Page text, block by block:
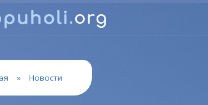
» Новости